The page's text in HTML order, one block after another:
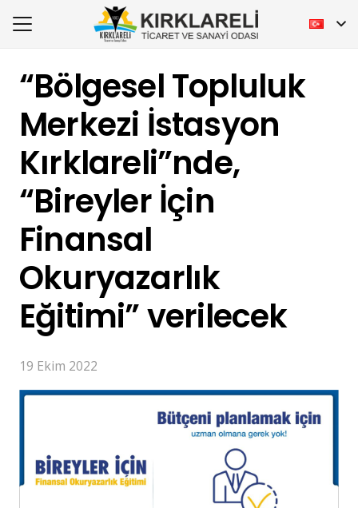
“Bölgesel Topluluk
Merkezi İstasyon
Kırklareli”nde,
“Bireyler İçin
Finansal
Okuryazarlık
Eğitimi” verilecek
19 Ekim 2022